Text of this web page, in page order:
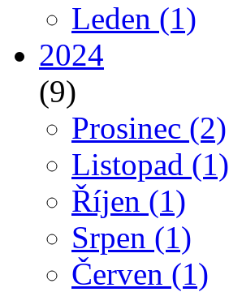
Leden (1)
2024
(9)
Prosinec (2)
Listopad (1)
Říjen (1)
Srpen (1)
Červen (1)